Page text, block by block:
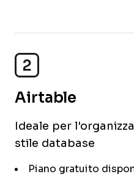
2
Airtable
Ideale per
stile database
Piano gratuito